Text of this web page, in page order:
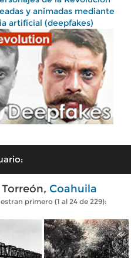
y animadas mediante
artificial (deepfakes)
Coahuila
primero (1 al 24 de 229):